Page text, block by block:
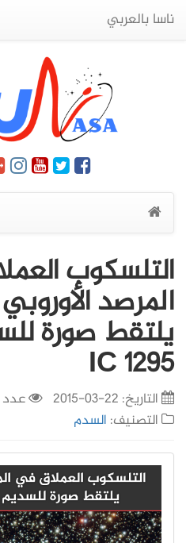
ناسا بالعربي
التلسكوب
المرصد
يلتقط صورة
IC 1295
التاريخ: 22-03-2015
عدد
التصنيف: السدم